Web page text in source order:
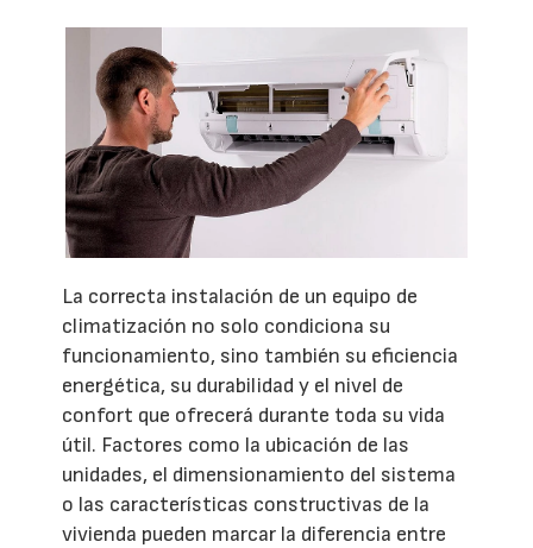
La correcta instalación de un equipo de
climatización no solo condiciona su
funcionamiento, sino también su eficiencia
energética, su durabilidad y el nivel de
confort que ofrecerá durante toda su vida
útil. Factores como la ubicación de las
unidades, el dimensionamiento del sistema
o las características constructivas de la
vivienda pueden marcar la diferencia entre